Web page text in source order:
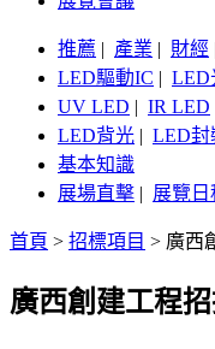
推薦 | 產業 | 財經
LED驅動IC | LED
UV LED | IR LED
LED背光 | LED封
基本知識
展場直擊 | 展覽日
首頁 > 招標項目 > 廣西
廣西創建工程